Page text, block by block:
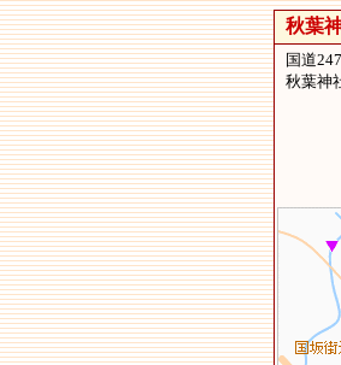
秋葉
国道
秋葉神